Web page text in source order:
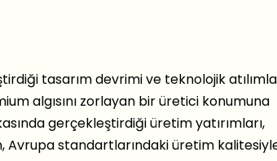
tasarım devrimi ve teknolojik
algısını zorlayan bir üretici konumuna
gerçekleştirdiği üretim yatırımları,
Avrupa standartlarındaki üretim